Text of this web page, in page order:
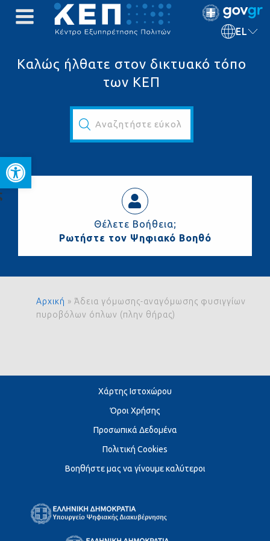
Ανοίξτε τη γραμμή
EL
Καλώς ήλθατε στον δικτυακό τόπο
των ΚΕΠ
Αναζητήστε εύκολα και γρήγορα...
Θέλετε Βοήθεια;
Ρωτήστε τον Ψηφιακό Βοηθό
Αρχική » Άδεια γόμωσης-αναγόμωσης φυσιγγίων
πυροβόλων όπλων (πλην θήρας)
Χάρτης Ιστοχώρου
Όροι Χρήσης
Προσωπικά Δεδομένα
Πολιτική Cookies
Βοηθήστε μας να γίνουμε καλύτεροι